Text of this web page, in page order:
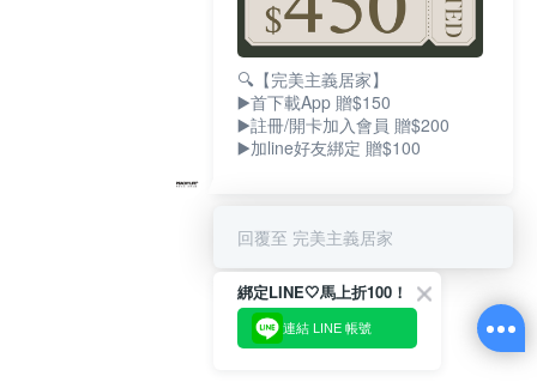
🔍【完美主義居家】
▶️首下載App 贈$150
▶️註冊/開卡加入會員 贈$200
▶️加line好友綁定 贈$100
回覆至 完美主義居家
綁定LINE🤍馬上折100！
連結 LINE 帳號